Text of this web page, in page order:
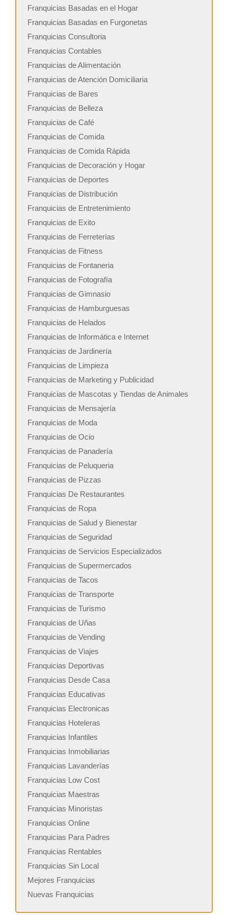
Franquicias Basadas en el Hogar
Franquicias Basadas en Furgonetas
Franquicias Consultoria
Franquicias Contables
Franquicias de Alimentación
Franquicias de Atención Domiciliaria
Franquicias de Bares
Franquicias de Belleza
Franquicias de Café
Franquicias de Comida
Franquicias de Comida Rápida
Franquicias de Decoración y Hogar
Franquicias de Deportes
Franquicias de Distribución
Franquicias de Entretenimiento
Franquicias de Exito
Franquicias de Ferreterías
Franquicias de Fitness
Franquicias de Fontaneria
Franquicias de Fotografía
Franquicias de Gimnasio
Franquicias de Hamburguesas
Franquicias de Helados
Franquicias de Informática e Internet
Franquicias de Jardinería
Franquicias de Limpieza
Franquicias de Marketing y Publicidad
Franquicias de Mascotas y Tiendas de Animales
Franquicias de Mensajería
Franquicias de Moda
Franquicias de Ocio
Franquicias de Panadería
Franquicias de Peluqueria
Franquicias de Pizzas
Franquicias De Restaurantes
Franquicias de Ropa
Franquicias de Salud y Bienestar
Franquicias de Seguridad
Franquicias de Servicios Especializados
Franquicias de Supermercados
Franquicias de Tacos
Franquicias de Transporte
Franquicias de Turismo
Franquicias de Uñas
Franquicias de Vending
Franquicias de Viajes
Franquicias Deportivas
Franquicias Desde Casa
Franquicias Educativas
Franquicias Electronicas
Franquicias Hoteleras
Franquicias Infantiles
Franquicias Inmobiliarias
Franquicias Lavanderías
Franquicias Low Cost
Franquicias Maestras
Franquicias Minoristas
Franquicias Online
Franquicias Para Padres
Franquicias Rentables
Franquicias Sin Local
Mejores Franquicias
Nuevas Franquicias